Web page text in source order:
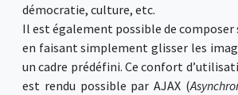
démocratie, culture, etc.
Il est également possible de
en faisant simplement glisser les
un cadre prédéfini. Ce confort
est rendu possible par AJAX (